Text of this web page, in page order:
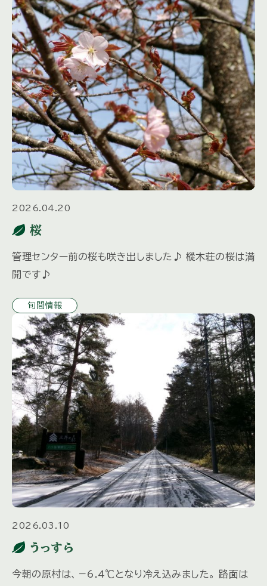
2026.04.20
桜
管理センター前の桜も咲き出しました♪ 樅木荘の桜は満
開です♪
旬間情報
2026.03.10
うっすら
今朝の原村は、－6.4℃となり冷え込みました。 路面は